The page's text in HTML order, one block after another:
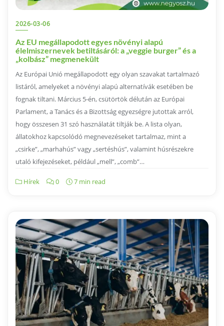
2026-03-06
Az EU megállapodott egyes növényi alapú
élelmiszernevek betiltásáról: a „veggie burger” és a
„kolbász” megmenekült
Az Európai Unió megállapodott egy olyan szavakat tartalmazó
listáról, amelyeket a növényi alapú alternatívák esetében be
fognak tiltani. Március 5-én, csütörtök délután az Európai
Parlament, a Tanács és a Bizottság egyezségre jutottak arról,
hogy összesen 31 szó használatát tiltják be. A lista olyan,
állatokhoz kapcsolódó megnevezéseket tartalmaz, mint a
„csirke”, „marhahús” vagy „sertéshús”, valamint húsrészekre
utaló kifejezéseket, például „mell”, „comb”…
Hírek 0 7 min read